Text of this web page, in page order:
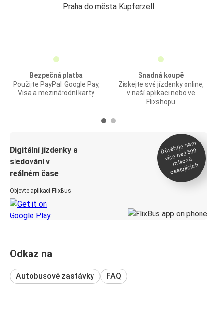
Praha do města Kupferzell
Bezpečná platba
Použijte PayPal, Google Pay,
Visa a mezinárodní karty
Snadná koupě
Získejte své jízdenky online,
v naší aplikaci nebo ve
Flixshopu
Digitální jízdenky a
sledování v
reálném čase
Objevte aplikaci FlixBus
Důvěřuje ná
m
více než 500
milionů
cestujících
Odkaz na
Autobusové zastávky FAQ